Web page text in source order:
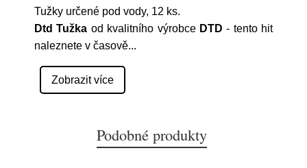
Tužky určené pod vody, 12 ks.
Dtd Tužka od kvalitního výrobce DTD - tento hit
naleznete v časově...
Zobrazit více
Podobné produkty